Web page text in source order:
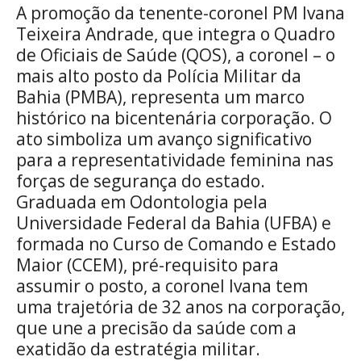
A promoção da tenente-coronel PM Ivana
Teixeira Andrade, que integra o Quadro
de Oficiais de Saúde (QOS), a coronel – o
mais alto posto da Polícia Militar da
Bahia (PMBA), representa um marco
histórico na bicentenária corporação. O
ato simboliza um avanço significativo
para a representatividade feminina nas
forças de segurança do estado.
Graduada em Odontologia pela
Universidade Federal da Bahia (UFBA) e
formada no Curso de Comando e Estado
Maior (CCEM), pré-requisito para
assumir o posto, a coronel Ivana tem
uma trajetória de 32 anos na corporação,
que une a precisão da saúde com a
exatidão da estratégia militar.